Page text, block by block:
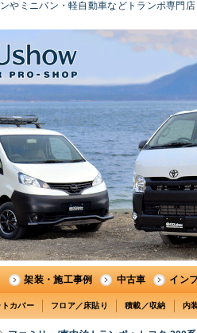
やミニバン・軽自動車などトランポ専門
架装・施工事例 中古車 イン
カバー フロア／床貼り 積載／収納 内